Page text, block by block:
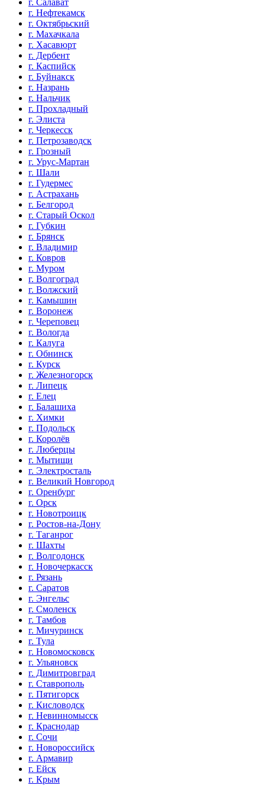
г. Салават
г. Нефтекамск
г. Октябрьский
г. Махачкала
г. Хасавюрт
г. Дербент
г. Каспийск
г. Буйнакск
г. Назрань
г. Нальчик
г. Прохладный
г. Элиста
г. Черкесск
г. Петрозаводск
г. Грозный
г. Урус-Мартан
г. Шали
г. Гудермес
г. Астрахань
г. Белгород
г. Старый Оскол
г. Губкин
г. Брянск
г. Владимир
г. Ковров
г. Муром
г. Волгоград
г. Волжский
г. Камышин
г. Воронеж
г. Череповец
г. Вологда
г. Калуга
г. Обнинск
г. Курск
г. Железногорск
г. Липецк
г. Елец
г. Балашиха
г. Химки
г. Подольск
г. Королёв
г. Люберцы
г. Мытищи
г. Электросталь
г. Великий Новгород
г. Оренбург
г. Орск
г. Новотроицк
г. Ростов-на-Дону
г. Таганрог
г. Шахты
г. Волгодонск
г. Новочеркасск
г. Рязань
г. Саратов
г. Энгельс
г. Смоленск
г. Тамбов
г. Мичуринск
г. Тула
г. Новомосковск
г. Ульяновск
г. Димитровград
г. Ставрополь
г. Пятигорск
г. Кисловодск
г. Невинномысск
г. Краснодар
г. Сочи
г. Новороссийск
г. Армавир
г. Ейск
г. Крым